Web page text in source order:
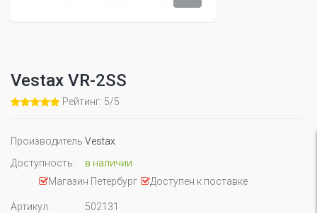
Vestax VR-2SS
Рейтинг: 5/5
Производитель Vestax
Доступность:
в наличии
Магазин Петербург
Доступен к поставке
Артикул: 502131